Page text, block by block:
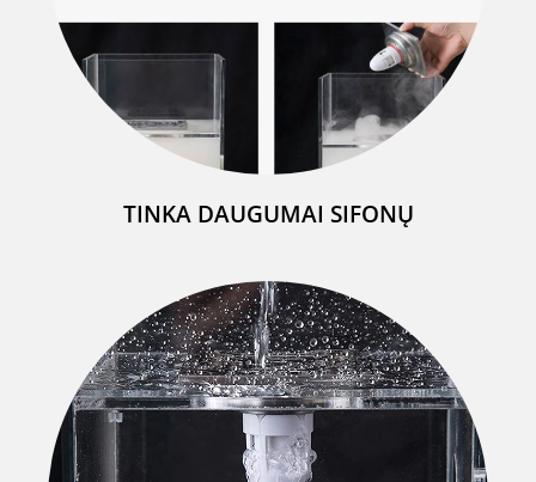
TINKA DAUGUMAI SIFONŲ